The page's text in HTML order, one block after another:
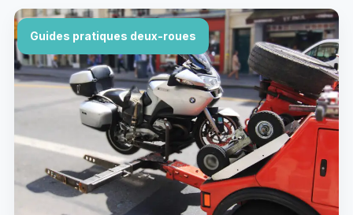
Guides pratiques deux-roues